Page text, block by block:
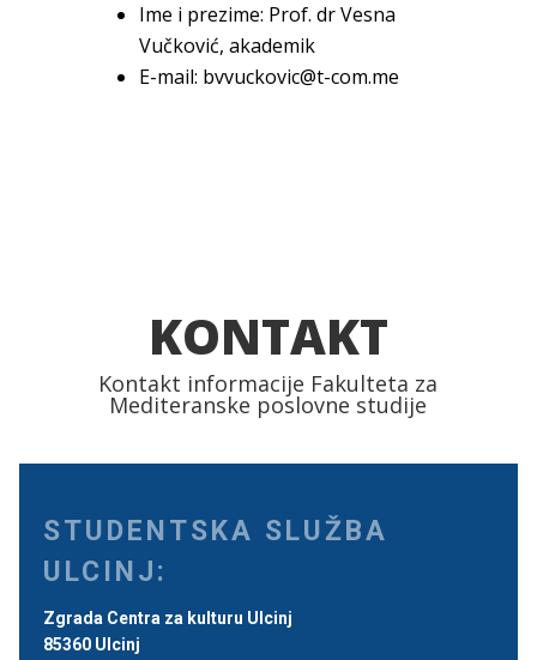
Ime i prezime: Prof. dr Vesna
Vučković, akademik
E-mail: bvvuckovic@t-com.me
KONTAKT
Kontakt informacije Fakulteta za
Mediteranske poslovne studije
STUDENTSKA SLUŽBA
ULCINJ:
Zgrada Centra za kulturu Ulcinj
85360 Ulcinj